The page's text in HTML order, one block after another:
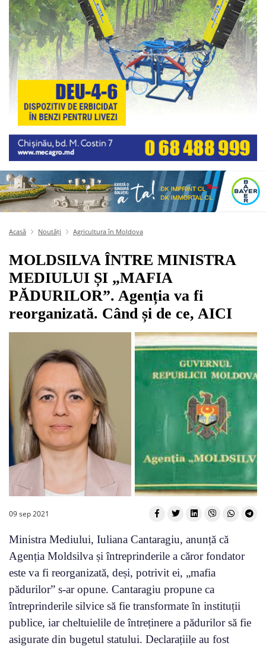
Acasă Noutăți Agricultura în Moldova
MOLDSILVA ÎNTRE MINISTRA
MEDIULUI ȘI „MAFIA
PĂDURILOR”. Agenția va fi
reorganizată. Când și de ce, AICI
09 sep 2021
Ministra Mediului, Iuliana Cantaragiu, anunță că
Agenția Moldsilva și întreprinderile a căror fondator
este va fi reorganizată, deși, potrivit ei, „mafia
pădurilor” s-ar opune. Cantaragiu propune ca
întreprinderile silvice să fie transformate în instituții
publice, iar cheltuielile de întreținere a pădurilor să fie
asigurate din bugetul statului. Declarațiile au fost